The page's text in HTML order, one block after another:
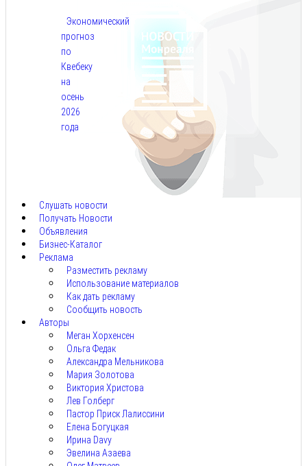
Экономический
прогноз
по
Квебеку
на
осень
2026
года
Слушать новости
Получать Новости
Объявления
Бизнес-Каталог
Реклама
Разместить рекламу
Использование материалов
Как дать рекламу
Сообщить новость
Авторы
Меган Хорхенсен
Ольга Федак
Александра Мельникова
Мария Золотова
Виктория Христова
Лев Голберг
Пастор Приск Лалиссини
Елена Богуцкая
Ирина Davy
Эвелина Азаева